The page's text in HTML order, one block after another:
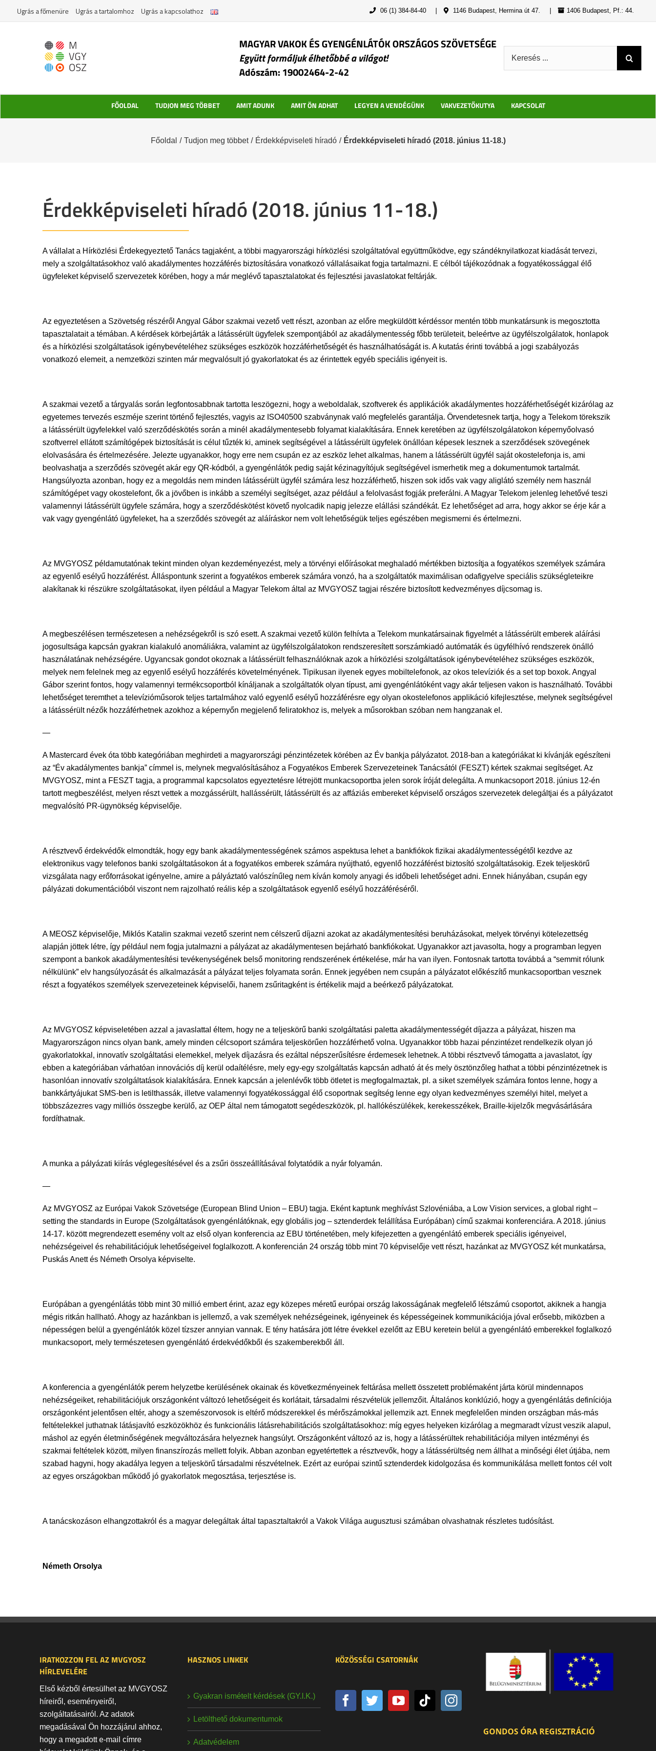
Ugrás a főmenüre Ugrás a tartalomhoz Ugrás a kapcsolathoz 06 (1) 384-84-40 1146 Budapest, Hermina út 47. 1406 Budapest, Pf.: 44.
MAGYAR VAKOK ÉS GYENGÉNLÁTÓK ORSZÁGOS SZÖVETSÉGE
Együtt formáljuk élhetőbbé a világot!
Adószám: 19002464-2-42
FŐOLDAL TUDJON MEG TÖBBET AMIT ADUNK AMIT ÖN ADHAT LEGYEN A VENDÉGÜNK VAKVEZETŐKUTYA KAPCSOLAT
Főoldal / Tudjon meg többet / Érdekképviseleti híradó / Érdekképviseleti híradó (2018. június 11-18.)
Érdekképviseleti híradó (2018. június 11-18.)
A vállalat a Hírközlési Érdekegyeztető Tanács tagjaként, a többi magyarországi hírközlési szolgáltatóval együttműködve, egy szándéknyilatkozat kiadását tervezi,
mely a szolgáltatásokhoz való akadálymentes hozzáférés biztosítására vonatkozó vállalásaikat fogja tartalmazni. E célból tájékozódnak a fogyatékossággal élő
ügyfeleket képviselő szervezetek körében, hogy a már meglévő tapasztalatokat és fejlesztési javaslatokat feltárják.
Az egyeztetésen a Szövetség részéről Angyal Gábor szakmai vezető vett részt, azonban az előre megküldött kérdéssor mentén több munkatársunk is megosztotta
tapasztalatait a témában. A kérdések körbejárták a látássérült ügyfelek szempontjából az akadálymentesség főbb területeit, beleértve az ügyfélszolgálatok, honlapok
és a hírközlési szolgáltatások igénybevételéhez szükséges eszközök hozzáférhetőségét és használhatóságát is. A kutatás érinti továbbá a jogi szabályozás
vonatkozó elemeit, a nemzetközi szinten már megvalósult jó gyakorlatokat és az érintettek egyéb speciális igényeit is.
A szakmai vezető a tárgyalás során legfontosabbnak tartotta leszögezni, hogy a weboldalak, szoftverek és applikációk akadálymentes hozzáférhetőségét kizárólag az
egyetemes tervezés eszméje szerint történő fejlesztés, vagyis az ISO40500 szabványnak való megfelelés garantálja. Örvendetesnek tartja, hogy a Telekom törekszik
a látássérült ügyfelekkel való szerződéskötés során a minél akadálymentesebb folyamat kialakítására. Ennek keretében az ügyfélszolgálatokon képernyőolvasó
szoftverrel ellátott számítógépek biztosítását is célul tűzték ki, aminek segítségével a látássérült ügyfelek önállóan képesek lesznek a szerződések szövegének
elolvasására és értelmezésére. Jelezte ugyanakkor, hogy erre nem csupán ez az eszköz lehet alkalmas, hanem a látássérült ügyfél saját okostelefonja is, ami
beolvashatja a szerződés szövegét akár egy QR-kódból, a gyengénlátók pedig saját kézinagyítójuk segítségével ismerhetik meg a dokumentumok tartalmát.
Hangsúlyozta azonban, hogy ez a megoldás nem minden látássérült ügyfél számára lesz hozzáférhető, hiszen sok idős vak vagy aliglátó személy nem használ
számítógépet vagy okostelefont, ők a jövőben is inkább a személyi segítséget, azaz például a felolvasást fogják preferálni. A Magyar Telekom jelenleg lehetővé teszi
valamennyi látássérült ügyfele számára, hogy a szerződéskötést követő nyolcadik napig jelezze elállási szándékát. Ez lehetőséget ad arra, hogy akkor se érje kár a
vak vagy gyengénlátó ügyfeleket, ha a szerződés szövegét az aláíráskor nem volt lehetőségük teljes egészében megismerni és értelmezni.
Az MVGYOSZ példamutatónak tekint minden olyan kezdeményezést, mely a törvényi előírásokat meghaladó mértékben biztosítja a fogyatékos személyek számára
az egyenlő esélyű hozzáférést. Álláspontunk szerint a fogyatékos emberek számára vonzó, ha a szolgáltatók maximálisan odafigyelve speciális szükségleteikre
alakítanak ki részükre szolgáltatásokat, ilyen például a Magyar Telekom által az MVGYOSZ tagjai részére biztosított kedvezményes díjcsomag is.
A megbeszélésen természetesen a nehézségekről is szó esett. A szakmai vezető külön felhívta a Telekom munkatársainak figyelmét a látássérült emberek aláírási
jogosultsága kapcsán gyakran kialakuló anomáliákra, valamint az ügyfélszolgálatokon rendszeresített sorszámkiadó autómaták és ügyfélhívó rendszerek önálló
használatának nehézségére. Ugyancsak gondot okoznak a látássérült felhasználóknak azok a hírközlési szolgáltatások igénybevételéhez szükséges eszközök,
melyek nem felelnek meg az egyenlő esélyű hozzáférés követelményének. Tipikusan ilyenek egyes mobiltelefonok, az okos televíziók és a set top boxok. Angyal
Gábor szerint fontos, hogy valamennyi termékcsoportból kínáljanak a szolgáltatók olyan típust, ami gyengénlátóként vagy akár teljesen vakon is használható. További
lehetőséget teremthet a televízióműsorok teljes tartalmához való egyenlő esélyű hozzáférésre egy olyan okostelefonos applikáció kifejlesztése, melynek segítségével
a látássérült nézők hozzáférhetnek azokhoz a képernyőn megjelenő feliratokhoz is, melyek a műsorokban szóban nem hangzanak el.
—
A Mastercard évek óta több kategóriában meghirdeti a magyarországi pénzintézetek körében az Év bankja pályázatot. 2018-ban a kategóriákat ki kívánják egészíteni
az “Év akadálymentes bankja” címmel is, melynek megvalósításához a Fogyatékos Emberek Szervezeteinek Tanácsától (FESZT) kértek szakmai segítséget. Az
MVGYOSZ, mint a FESZT tagja, a programmal kapcsolatos egyeztetésre létrejött munkacsoportba jelen sorok íróját delegálta. A munkacsoport 2018. június 12-én
tartott megbeszélést, melyen részt vettek a mozgássérült, hallássérült, látássérült és az affáziás embereket képviselő országos szervezetek delegáltjai és a pályázatot
megvalósító PR-ügynökség képviselője.
A résztvevő érdekvédők elmondták, hogy egy bank akadálymentességének számos aspektusa lehet a bankfiókok fizikai akadálymentességétől kezdve az
elektronikus vagy telefonos banki szolgáltatásokon át a fogyatékos emberek számára nyújtható, egyenlő hozzáférést biztosító szolgáltatásokig. Ezek teljeskörű
vizsgálata nagy erőforrásokat igényelne, amire a pályáztató valószínűleg nem kíván komoly anyagi és időbeli lehetőséget adni. Ennek hiányában, csupán egy
pályázati dokumentációból viszont nem rajzolható reális kép a szolgáltatások egyenlő esélyű hozzáféréséről.
A MEOSZ képviselője, Miklós Katalin szakmai vezető szerint nem célszerű díjazni azokat az akadálymentesítési beruházásokat, melyek törvényi kötelezettség
alapján jöttek létre, így például nem fogja jutalmazni a pályázat az akadálymentesen bejárható bankfiókokat. Ugyanakkor azt javasolta, hogy a programban legyen
szempont a bankok akadálymentesítési tevékenységének belső monitoring rendszerének értékelése, már ha van ilyen. Fontosnak tartotta továbbá a “semmit rólunk
nélkülünk” elv hangsúlyozását és alkalmazását a pályázat teljes folyamata során. Ennek jegyében nem csupán a pályázatot előkészítő munkacsoportban vesznek
részt a fogyatékos személyek szervezeteinek képviselői, hanem zsűritagként is értékelik majd a beérkező pályázatokat.
Az MVGYOSZ képviseletében azzal a javaslattal éltem, hogy ne a teljeskörű banki szolgáltatási paletta akadálymentességét díjazza a pályázat, hiszen ma
Magyarországon nincs olyan bank, amely minden célcsoport számára teljeskörűen hozzáférhető volna. Ugyanakkor több hazai pénzintézet rendelkezik olyan jó
gyakorlatokkal, innovatív szolgáltatási elemekkel, melyek díjazásra és ezáltal népszerűsítésre érdemesek lehetnek. A többi résztvevő támogatta a javaslatot, így
ebben a kategóriában várhatóan innovációs díj kerül odaítélésre, mely egy-egy szolgáltatás kapcsán adható át és mely ösztönzőleg hathat a többi pénzintézetnek is
hasonlóan innovatív szolgáltatások kialakítására. Ennek kapcsán a jelenlévők több ötletet is megfogalmaztak, pl. a siket személyek számára fontos lenne, hogy a
bankkártyájukat SMS-ben is letilthassák, illetve valamennyi fogyatékossággal élő csoportnak segítség lenne egy olyan kedvezményes személyi hitel, melyet a
többszázezres vagy milliós összegbe kerülő, az OEP által nem támogatott segédeszközök, pl. hallókészülékek, kerekesszékek, Braille-kijelzők megvásárlására
fordíthatnak.
A munka a pályázati kiírás véglegesítésével és a zsűri összeállításával folytatódik a nyár folyamán.
—
Az MVGYOSZ az Európai Vakok Szövetsége (European Blind Union – EBU) tagja. Eként kaptunk meghívást Szlovéniába, a Low Vision services, a global right –
setting the standards in Europe (Szolgáltatások gyengénlátóknak, egy globális jog – sztenderdek felállítása Európában) című szakmai konferenciára. A 2018. június
14-17. között megrendezett esemény volt az első olyan konferencia az EBU történetében, mely kifejezetten a gyengénlátó emberek speciális igényeivel,
nehézségeivel és rehabilitációjuk lehetőségeivel foglalkozott. A konferencián 24 ország több mint 70 képviselője vett részt, hazánkat az MVGYOSZ két munkatársa,
Puskás Anett és Németh Orsolya képviselte.
Európában a gyengénlátás több mint 30 millió embert érint, azaz egy közepes méretű európai ország lakosságának megfelelő létszámú csoportot, akiknek a hangja
mégis ritkán hallható. Ahogy az hazánkban is jellemző, a vak személyek nehézségeinek, igényeinek és képességeinek kommunikációja jóval erősebb, miközben a
népességen belül a gyengénlátók közel tízszer annyian vannak. E tény hatására jött létre évekkel ezelőtt az EBU keretein belül a gyengénlátó emberekkel foglalkozó
munkacsoport, mely természetesen gyengénlátó érdekvédőkből és szakemberekből áll.
A konferencia a gyengénlátók perem helyzetbe kerülésének okainak és következményeinek feltárása mellett összetett problémaként járta körül mindennapos
nehézségeiket, rehabilitációjuk országonként változó lehetőségeit és korlátait, társadalmi részvételük jellemzőit. Általános konklúzió, hogy a gyengénlátás definíciója
országonként jelentősen eltér, ahogy a szemészorvosok is eltérő módszerekkel és mérőszámokkal jellemzik azt. Ennek megfelelően minden országban más-más
feltételekkel juthatnak látásjavító eszközökhöz és funkcionális látásrehabilitációs szolgáltatásokhoz: míg egyes helyeken kizárólag a megmaradt vízust veszik alapul,
máshol az egyén életminőségének megváltozására helyeznek hangsúlyt. Országonként változó az is, hogy a látássérültek rehabilitációja milyen intézményi és
szakmai feltételek között, milyen finanszírozás mellett folyik. Abban azonban egyetértettek a résztvevők, hogy a látássérültség nem állhat a minőségi élet útjába, nem
szabad hagyni, hogy akadálya legyen a teljeskörű társadalmi részvételnek. Ezért az európai szintű sztenderdek kidolgozása és kommunikálása mellett fontos cél volt
az egyes országokban működő jó gyakorlatok megosztása, terjesztése is.
A tanácskozáson elhangzottakról és a magyar delegáltak által tapasztaltakról a Vakok Világa augusztusi számában olvashatnak részletes tudósítást.
Németh Orsolya
IRATKOZZON FEL AZ MVGYOSZ
HÍRLEVELÉRE
Első kézből értesülhet az MVGYOSZ
híreiről, eseményeiről,
szolgáltatásairól. Az adatok
megadásával Ön hozzájárul ahhoz,
hogy a megadott e-mail címre
HASZNOS LINKEK
Gyakran ismételt kérdések (GY.I.K.)
Letölthető dokumentumok
Adatvédelem
KÖZÖSSÉGI CSATORNÁK
GONDOS ÓRA REGISZTRÁCIÓ